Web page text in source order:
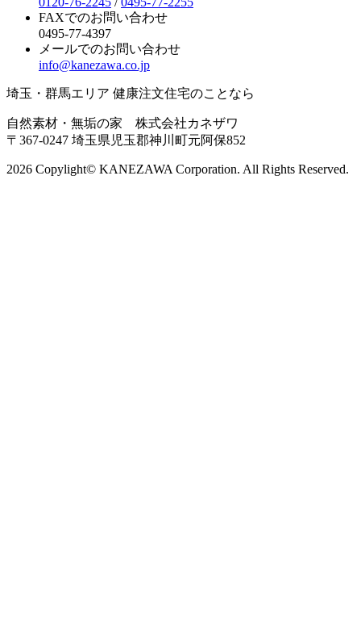
FAXでのお問い合わせ
0495-77-4397
メールでのお問い合わせ
info@kanezawa.co.jp
埼玉・群馬エリア 健康注文住宅のことなら
自然素材・無垢の家 株式会社カネザワ
〒367-0247 埼玉県児玉郡神川町元阿保852
2026 Copylight© KANEZAWA Corporation. All Rights Reserved.